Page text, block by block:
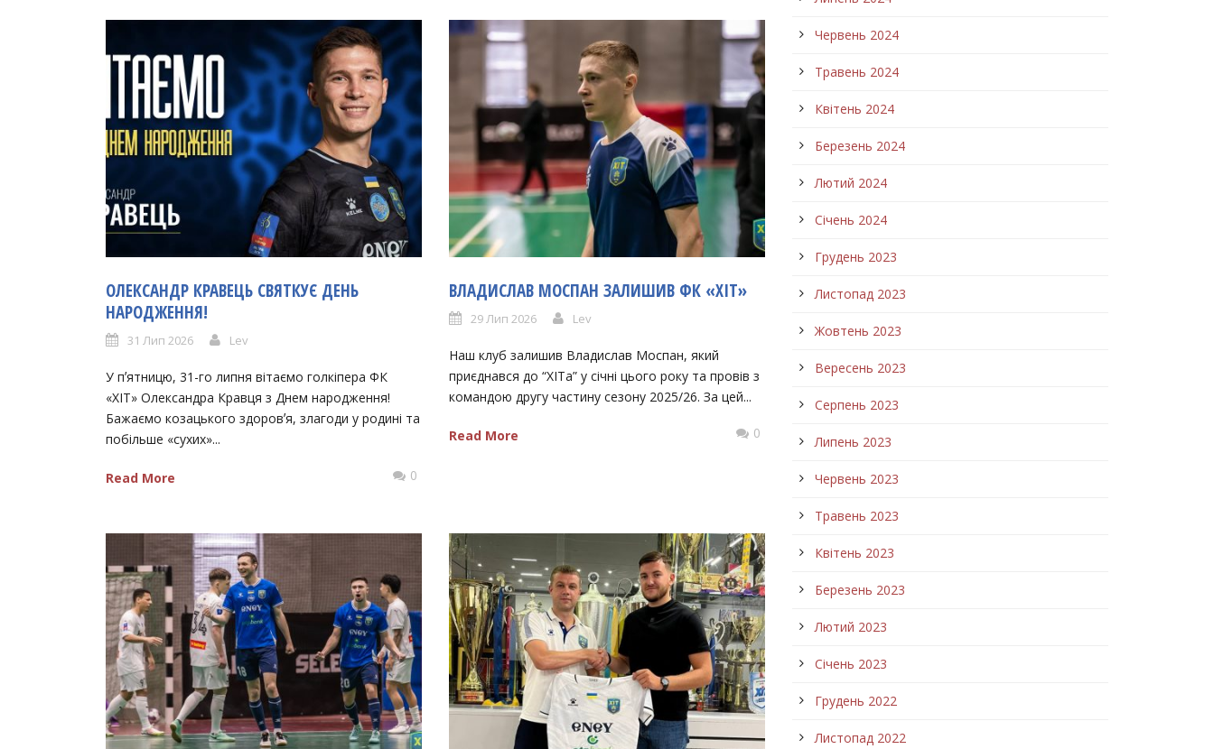
ОЛЕКСАНДР КРАВЕЦЬ СВЯТКУЄ ДЕНЬ
НАРОДЖЕННЯ!
31 Лип 2026 Lev
У пʼятницю, 31-го липня вітаємо голкіпера ФК
«ХІТ» Олександра Кравця з Днем народження!
Бажаємо козацького здоровʼя, злагоди у родині та
побільше «сухих»...
Read More 0
ВЛАДИСЛАВ МОСПАН ЗАЛИШИВ ФК «ХІТ»
29 Лип 2026 Lev
Наш клуб залишив Владислав Моспан, який
приєднався до “ХІТа” у січні цього року та провів з
командою другу частину сезону 2025/26. За цей...
Read More 0
Червень 2024
Травень 2024
Квітень 2024
Березень 2024
Лютий 2024
Січень 2024
Грудень 2023
Листопад 2023
Жовтень 2023
Вересень 2023
Серпень 2023
Липень 2023
Червень 2023
Травень 2023
Квітень 2023
Березень 2023
Лютий 2023
Січень 2023
Грудень 2022
Листопад 2022